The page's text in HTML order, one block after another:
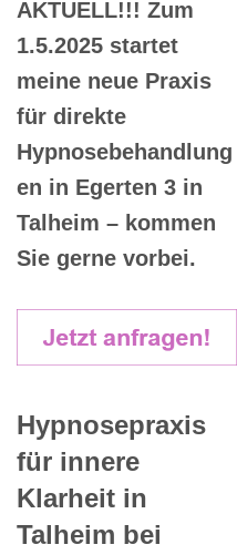
AKTUELL!!! Zum
1.5.2025 startet
meine neue Praxis
für direkte
Hypnosebehandlung
en in Egerten 3 in
Talheim – kommen
Sie gerne vorbei.
Hypnosepraxis
für innere
Klarheit in
Talheim bei